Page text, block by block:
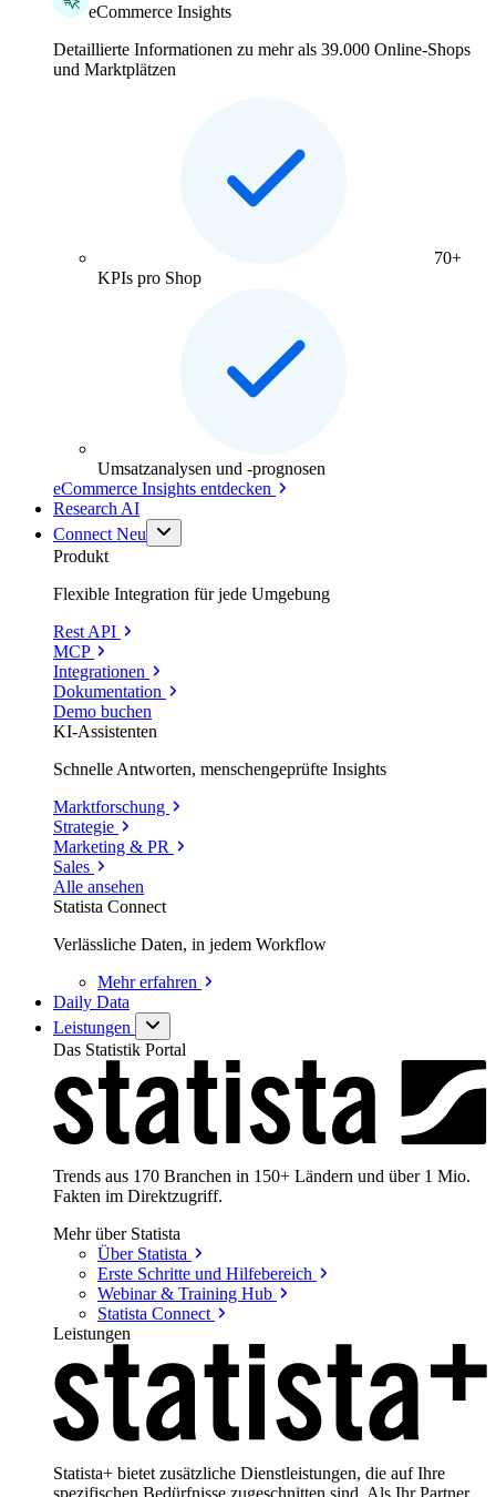
eCommerce Insights
Detaillierte Informationen zu mehr als 39.000 Online-Shops
und Marktplätzen
70+
KPIs pro Shop
Umsatzanalysen und -prognosen
eCommerce Insights entdecken
Research AI
Connect Neu
Produkt
Flexible Integration für jede Umgebung
Rest API
MCP
Integrationen
Dokumentation
Demo buchen
KI-Assistenten
Schnelle Antworten, menschengeprüfte Insights
Marktforschung
Strategie
Marketing & PR
Sales
Alle ansehen
Statista Connect
Verlässliche Daten, in jedem Workflow
Mehrerfahren
Daily Data
Leistungen
Das Statistik Portal
Trends aus 170 Branchen in 150+ Ländern und über 1 Mio.
Fakten im Direktzugriff.
Mehr über Statista
Über Statista
Erste Schritte und Hilfebereich
Webinar & Training Hub
Statista Connect
Leistungen
Statista+ bietet zusätzliche Dienstleistungen, die auf Ihre
spezifischen Bedürfnisse zugeschnitten sind. Als Ihr Partner